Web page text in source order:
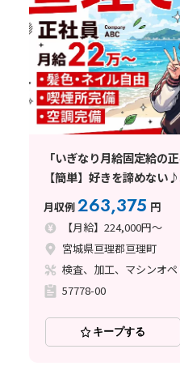
「いぎなり月給固定給
【簡単】好きを諦めな
勤OK♪
月収例263,375 円
【月給】224,000円～
宮城県亘理郡亘理町
検査、加工、マシンオ
57778-00
キープする